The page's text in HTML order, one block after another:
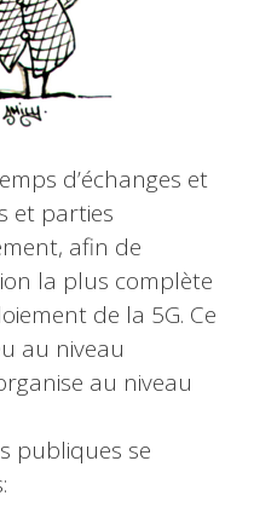
d’échanges et
et parties
afin de
la plus complète
de la 5G. Ce
au niveau
au niveau
publiques se